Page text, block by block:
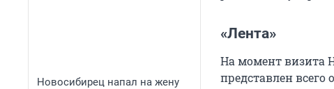
Новосибирец напал на жену
«Лента»
На момент визита
представлен